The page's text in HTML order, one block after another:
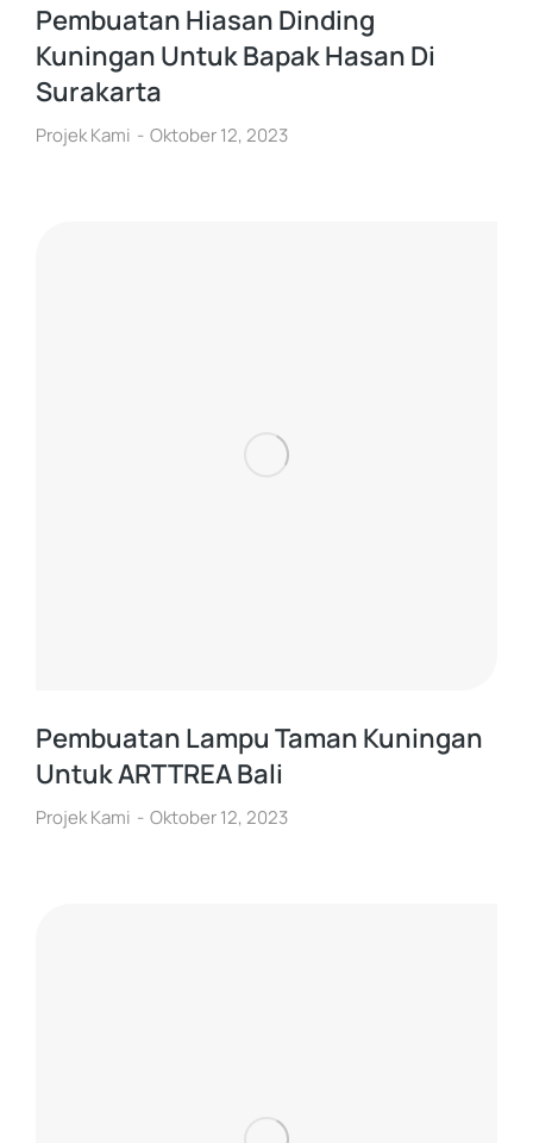
Pembuatan Hiasan Dinding
Kuningan Untuk Bapak Hasan Di
Surakarta
Projek Kami Oktober 12, 2023
Pembuatan Lampu Taman Kuningan
Untuk ARTTREA Bali
Projek Kami Oktober 12, 2023